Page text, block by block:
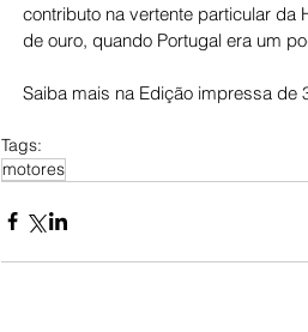
contributo na vertente particular da
de ouro, quando Portugal era um
Saiba mais na Edição impressa de
Tags:
motores